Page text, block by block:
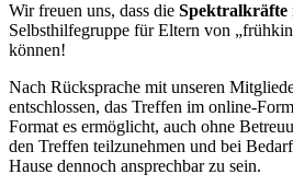
Wir freuen uns, dass die Spektralkräfte
Selbsthilfegruppe für Eltern von
können!
Nach Rücksprache mit unseren
entschlossen, das Treffen im online-
Format es ermöglicht, auch ohne
den Treffen teilzunehmen und bei
Hause dennoch ansprechbar zu sein.